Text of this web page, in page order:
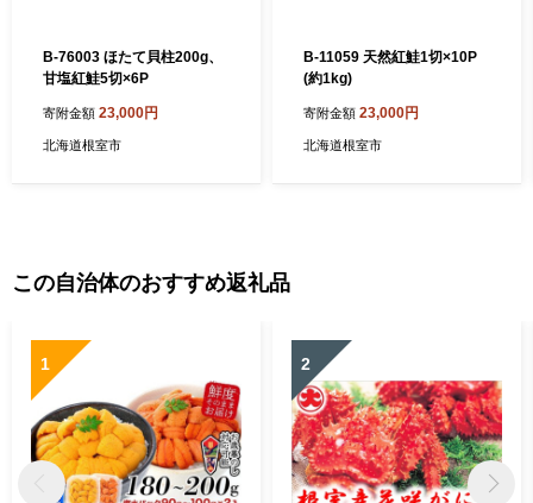
B-76003 ほたて貝柱200g、
甘塩紅鮭5切×6P
寄附金額 23,000円
北海道根室市
B-11059 天然紅鮭1切×10P
(約1kg)
寄附金額 23,000円
北海道根室市
この自治体のおすすめ返礼品
1 2